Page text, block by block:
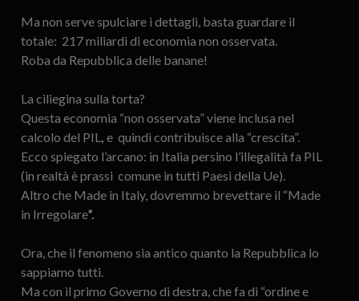
Ma non serve spulciare i dettagli, basta guardare il
totale: 217 miliardi di economia non osservata.
Roba da Repubblica delle banane!
La ciliegina sulla torta?
Questa economia “non osservata” viene inclusa nel
calcolo del PIL, e quindi contribuisce alla “crescita”.
Ecco spiegato l’arcano: in Italia persino l’illegalità fa PIL
(in realtà è prassi comune in tutti Paesi della Ue).
Altro che Made in Italy, dovremmo brevettare il “Made
in Irregolare”.
Ora, che il fenomeno sia antico quanto la Repubblica lo
sappiamo tutti.
Ma con il primo Governo di destra, che fa di “ordine e